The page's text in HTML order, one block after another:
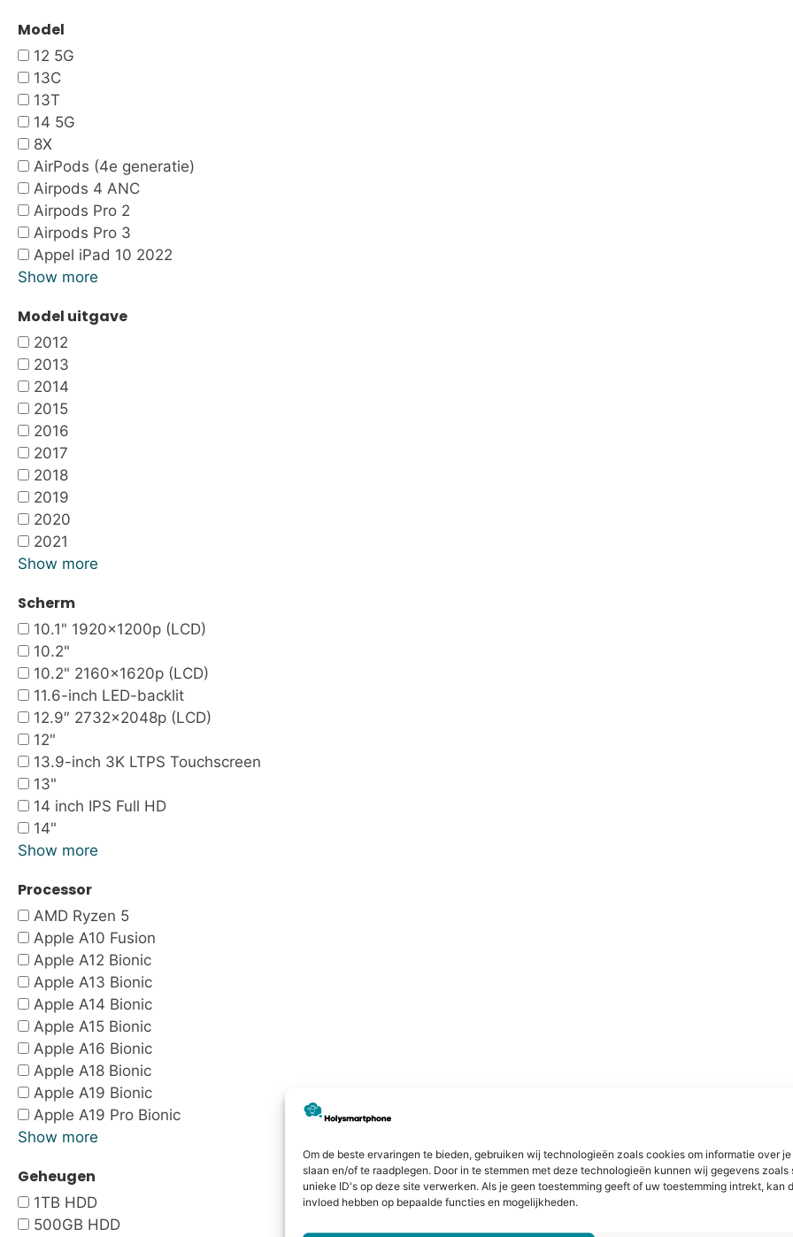
Om de beste ervaringen te bieden, gebruiken wij technologieën zoals cookies om informatie over
slaan en/of te raadplegen. Door in te stemmen met deze technologieën kunnen wij gegevens zoals
unieke ID's op deze site verwerken. Als je geen toestemming geeft of uw toestemming intrekt, kan
invloed hebben op bepaalde functies en mogelijkheden.
Model
12 5G
13C
13T
14 5G
8X
AirPods (4e generatie)
Airpods 4 ANC
Airpods Pro 2
Airpods Pro 3
Appel iPad 10 2022
Show more
Model uitgave
2012
2013
2014
2015
2016
2017
2018
2019
2020
2021
Show more
Scherm
10.1" 1920x1200p (LCD)
10.2"
10.2" 2160x1620p (LCD)
11.6-inch LED-backlit
12.9″ 2732×2048p (LCD)
12"
13.9-inch 3K LTPS Touchscreen
13"
14 inch IPS Full HD
14"
Show more
Processor
AMD Ryzen 5
Apple A10 Fusion
Apple A12 Bionic
Apple A13 Bionic
Apple A14 Bionic
Apple A15 Bionic
Apple A16 Bionic
Apple A18 Bionic
Apple A19 Bionic
Apple A19 Pro Bionic
Show more
Geheugen
1TB HDD
500GB HDD